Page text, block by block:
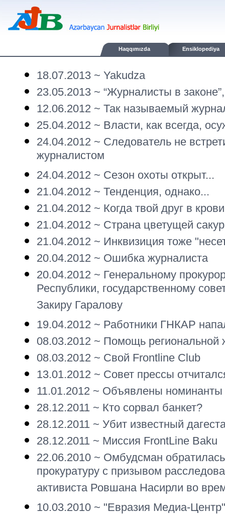
Haqqımızda Ensiklopediya
18.07.2013 ~ Yakudza
23.05.2013 ~ “Журналисты в законе”,
12.06.2012 ~ Так называемый
25.04.2012 ~ Власти, как всегда,
24.04.2012 ~ Следователь не
журналистом
24.04.2012 ~ Сезон охоты открыт...
21.04.2012 ~ Тенденция, однако...
21.04.2012 ~ Когда твой друг в
21.04.2012 ~ Страна цветущей
21.04.2012 ~ Инквизиция тоже
20.04.2012 ~ Ошибка журналиста
20.04.2012 ~ Генеральному
Республики, государственному
Закиру Гаралову
19.04.2012 ~ Работники ГНКАР
08.03.2012 ~ Помощь региональной
08.03.2012 ~ Свой Frontline Club
13.01.2012 ~ Совет прессы
11.01.2012 ~ Объявлены номинанты
28.12.2011 ~ Кто сорвал банкет?
28.12.2011 ~ Убит известный
28.12.2011 ~ Миссия FrontLine Baku
22.06.2010 ~ Омбудсман
прокуратуру с призывом
активиста Ровшана Насирли во
10.03.2010 ~ "Евразия Медиа-